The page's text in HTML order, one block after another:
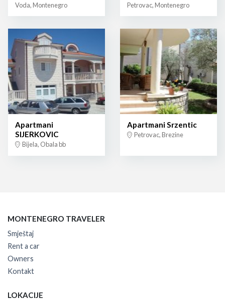
Voda, Montenegro
Petrovac, Montenegro
Apartmani
SIJERKOVIC
Bijela, Obala bb
Apartmani Srzentic
Petrovac, Brezine
MONTENEGRO TRAVELER
Smještaj
Rent a car
Owners
Kontakt
LOKACIJE